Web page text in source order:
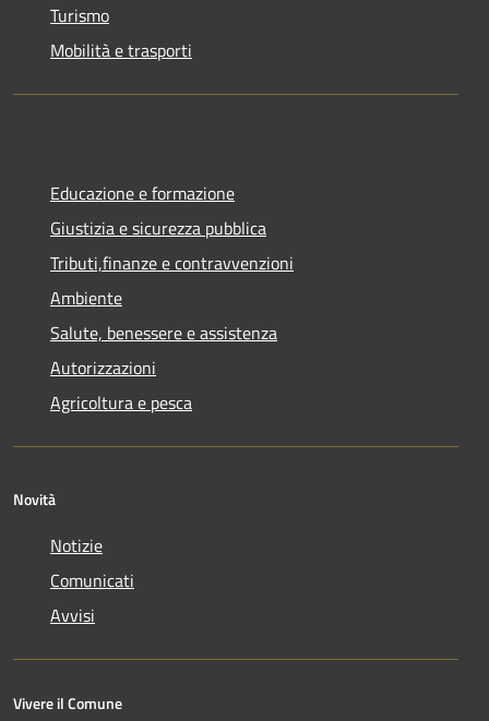
Turismo
Mobilità e trasporti
Educazione e formazione
Giustizia e sicurezza pubblica
Tributi,finanze e contravvenzioni
Ambiente
Salute, benessere e assistenza
Autorizzazioni
Agricoltura e pesca
Novità
Notizie
Comunicati
Avvisi
Vivere il Comune